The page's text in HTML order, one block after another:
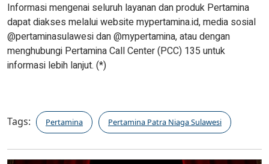
Informasi mengenai seluruh layanan dan produk Pertamina
dapat diakses melalui website mypertamina.id, media sosial
@pertaminasulawesi dan @mypertamina, atau dengan
menghubungi Pertamina Call Center (PCC) 135 untuk
informasi lebih lanjut. (*)
Tags: Pertamina Pertamina Patra Niaga Sulawesi